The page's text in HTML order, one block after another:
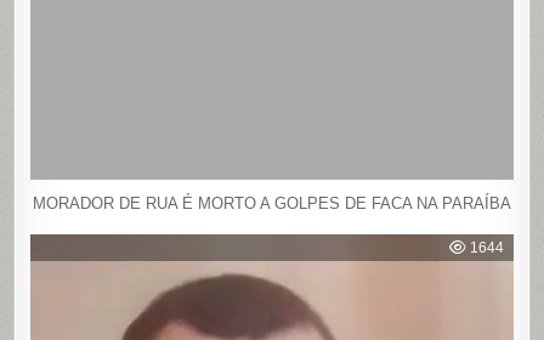
MORADOR DE RUA É MORTO A GOLPES DE FACA NA PARAÍBA
1644